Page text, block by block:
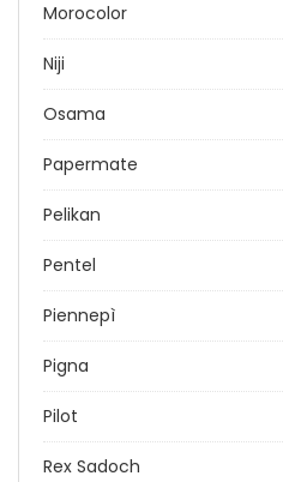
Morocolor
Niji
Osama
Papermate
Pelikan
Pentel
Piennepì
Pigna
Pilot
Rex Sadoch